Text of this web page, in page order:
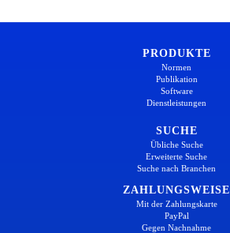
PRODUKTE
Normen
Publikation
Software
Dienstleistungen
SUCHE
Übliche Suche
Erweiterte Suche
Suche nach Branchen
ZAHLUNGSWEISE
Mit der Zahlungskarte
PayPal
Gegen Nachnahme